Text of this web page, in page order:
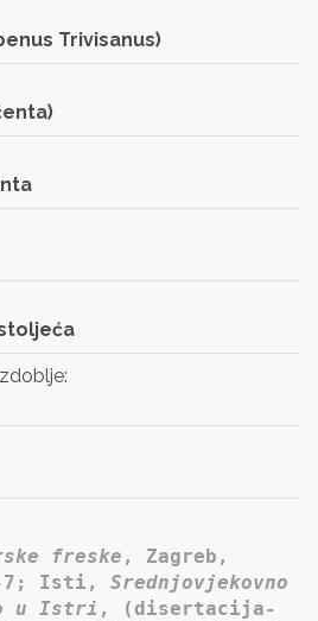
Trivisanus)
freske , Zagreb,
7; Isti, Srednjovjekovno
u Istri , (disertacija-